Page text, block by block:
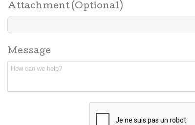
Attachment (Optional)
Message